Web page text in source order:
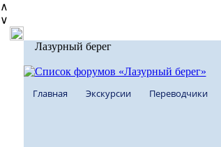
∧
∨
Лазурный берег
Главная Экскурсии Переводчики